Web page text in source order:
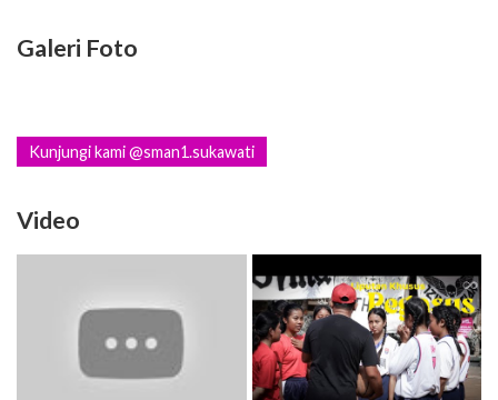
Galeri Foto
Kunjungi kami @sman1.sukawati
Video